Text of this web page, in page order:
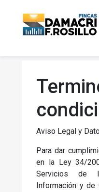
Aviso Legal y
Para dar
en la Ley 34/
Servicios de
Información y de